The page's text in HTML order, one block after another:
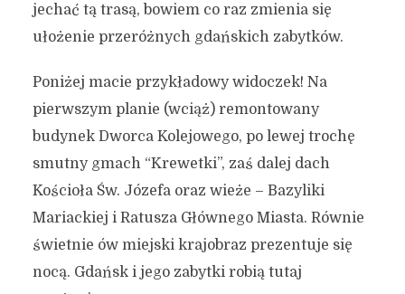
jechać tą trasą, bowiem co raz zmienia się
ułożenie przeróżnych gdańskich zabytków.
Poniżej macie przykładowy widoczek! Na
pierwszym planie (wciąż) remontowany
budynek Dworca Kolejowego, po lewej trochę
smutny gmach “Krewetki”, zaś dalej dach
Kościoła Św. Józefa oraz wieże – Bazyliki
Mariackiej i Ratusza Głównego Miasta. Równie
świetnie ów miejski krajobraz prezentuje się
nocą. Gdańsk i jego zabytki robią tutaj